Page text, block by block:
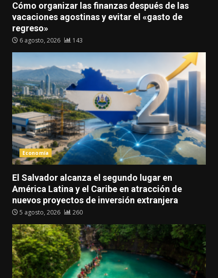
Cómo organizar las finanzas después de las
vacaciones agostinas y evitar el «gasto de
regreso»
6 agosto, 2026 143
Economía
El Salvador alcanza el segundo lugar en
América Latina y el Caribe en atracción de
nuevos proyectos de inversión extranjera
5 agosto, 2026 260